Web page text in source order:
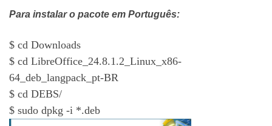
Para instalar o pacote em Português:
$ cd Downloads
$ cd LibreOffice_24.8.1.2_Linux_x86-
64_deb_langpack_pt-BR
$ cd DEBS/
$ sudo dpkg -i *.deb